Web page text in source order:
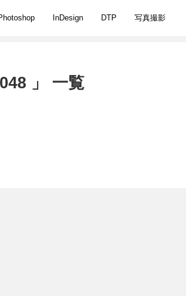
InDesign DTP 写真撮影
」 一覧